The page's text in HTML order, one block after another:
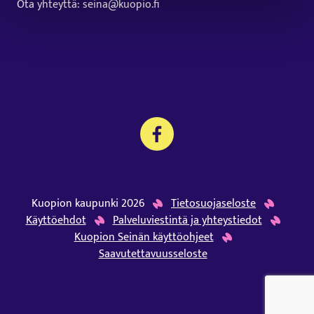
Ota yhteyttä: seina@kuopio.fi
Kuopion kaupunki 2026
Tietosuojaseloste
Käyttöehdot
Palveluviestintä ja yhteystiedot
Kuopion Seinän käyttöohjeet
Saavutettavuusseloste